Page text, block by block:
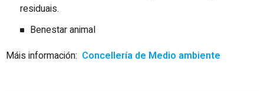
residuais.
Benestaranimal
Máis información: Concellería de Medio ambiente